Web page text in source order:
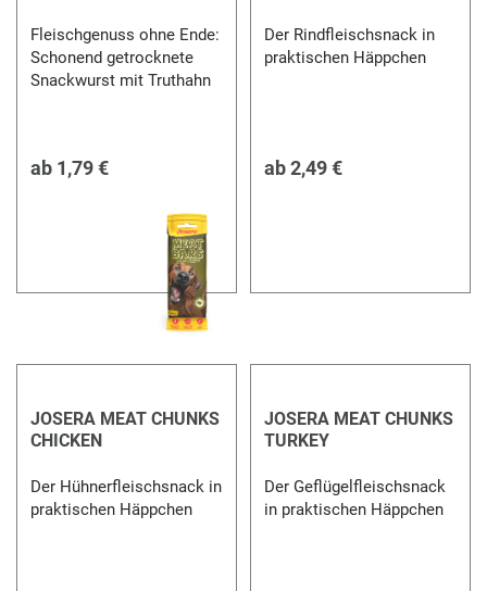
Fleischgenuss ohne Ende:
Schonend getrocknete
Snackwurst mit Truthahn
ab 1,79 €
Der Rindfleischsnack in
praktischen Häppchen
ab2,49 €
JOSERA MEAT CHUNKS
CHICKEN
Der Hühnerfleischsnack in
praktischen Häppchen
JOSERA MEAT CHUNKS
TURKEY
Der Geflügelfleischsnack
in praktischen Häppchen